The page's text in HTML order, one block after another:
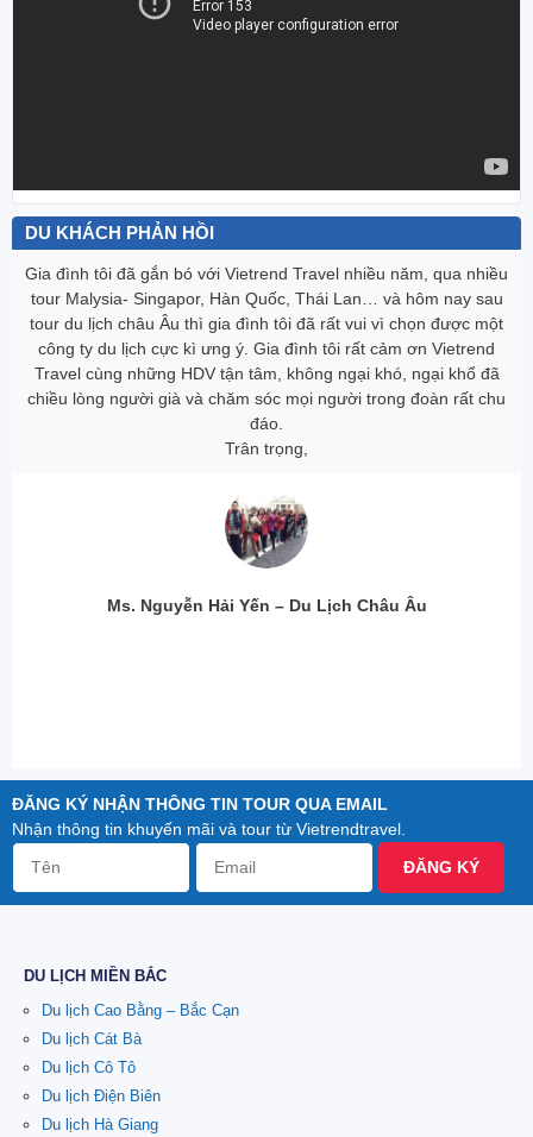
DU KHÁCH PHẢN HỒI
Gia đình tôi đã gắn bó với Vietrend Travel nhiều năm, qua nhiều
tour Malysia- Singapor, Hàn Quốc, Thái Lan… và hôm nay sau
tour du lịch châu Âu thì gia đình tôi đã rất vui vì chọn được một
công ty du lịch cực kì ưng ‎ý. Gia đình tôi rất cảm ơn Vietrend
Travel cùng những HDV tận tâm, không ngại khó, ngại khổ đã
chiều lòng người già và chăm sóc mọi người trong đoàn rất chu
đáo.
Trân trọng,
Ms. Nguyễn Hải Yến – Du Lịch Châu Âu
ĐĂNG KÝ NHẬN THÔNG TIN TOUR QUA EMAIL
Nhận thông tin khuyến mãi và tour từ Vietrendtravel.
ĐĂNG KÝ
DU LỊCH MIỀN BẮC
Du lịch Cao Bằng – Bắc Cạn
Du lịch Cát Bà
Du lịch Cô Tô
Du lịch Điện Biên
Du lịch Hà Giang